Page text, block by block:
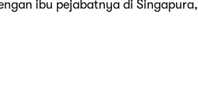
ibu pejabatnya di Singapura,